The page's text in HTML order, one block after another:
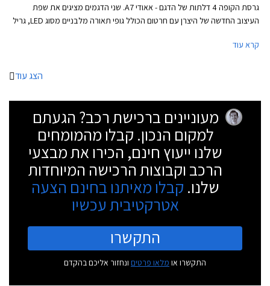
גרסת הקופה 4 דלתות של הדגם - אאודי A7. שני הדגמים מציגים את שפת
העיצוב החדשה של היצרן עם חרטום הכולל גופי תאורה מלבניים מסוג LED, גריל
קרא עוד
הצג עוד
מעוניינים ברכישת רכב? הגעתם
למקום הנכון. קבלו מהמומחים
שלנו ייעוץ חינם, הכירו את מבצעי
הרכב וקבוצות הרכישה המיוחדות
שלנו. קבלו מאיתנו בחינם הצעה
אטרקטיבית עכשיו
התקשרו
התקשרו או מלאו פרטים ונחזור אליכם בהקדם